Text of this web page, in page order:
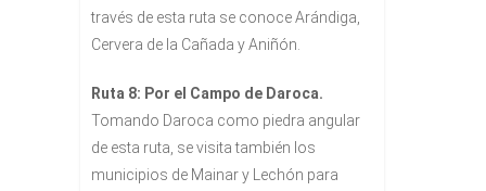
través de esta ruta se conoce Arándiga,
Cervera de la Cañada y Aniñón.
Ruta 8: Por el Campo de Daroca.
Tomando Daroca como piedra angular
de esta ruta, se visita también los
municipios de Mainar y Lechón para